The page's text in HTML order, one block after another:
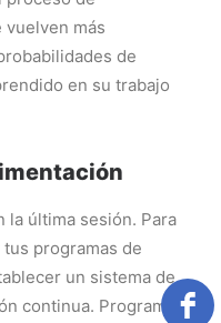
vuelven más
de
en su trabajo
la última sesión. Para
programas de
un sistema de
continua. Programa